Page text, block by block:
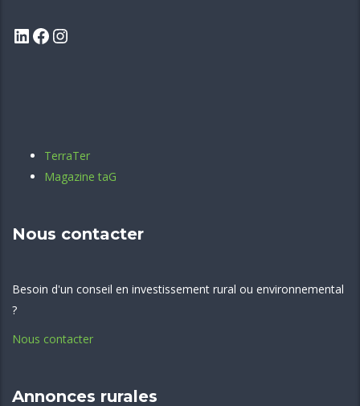
TerraTer
Magazine taG
Nous contacter
Besoin d'un conseil en investissement rural ou environnemental
?
Nous contacter
Annonces rurales